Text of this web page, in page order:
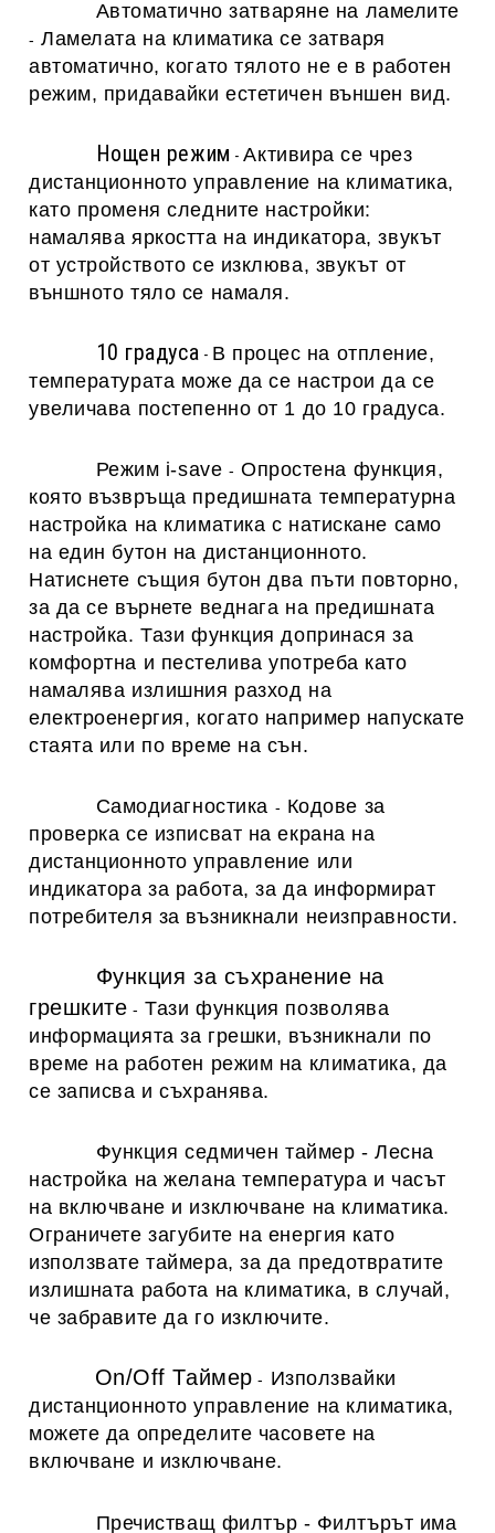
Автоматично затваряне на ламелите
- Ламелата на климатика се затваря
автоматично, когато тялото не е в работен
режим, придавайки естетичен външен вид.
Нощен режим -Активира се чрез
дистанционното управление на климатика,
като променя следните настройки:
намалява яркостта на индикатора, звукът
от устройството се изклюва, звукът от
външното тяло се намаля.
10 градуса - В процес на отпление,
температурата може да се настрои да се
увеличава постепенно от 1 до 10 градуса.
Режим i-save - Опростена функция,
която възвръща предишната температурна
настройка на климатика с натискане само
на един бутон на дистанционното.
Натиснете същия бутон два пъти повторно,
за да се върнете веднага на предишната
настройка. Тази функция допринася за
комфортна и пестелива употреба като
намалява излишния разход на
електроенергия, когато например напускате
стаята или по време на сън.
Самодиагностика - Кодове за
проверка се изписват на екрана на
дистанционното управление или
индикатора за работа, за да информират
потребителя за възникнали неизправности.
Функция за съхранение на
грешките - Тази функция позволява
информацията за грешки, възникнали по
време на работен режим на климатика, да
се записва и съхранява.
Функция седмичен таймер - Лесна
настройка на желана температура и часът
на включване и изключване на климатика.
Ограничете загубите на енергия като
използвате таймера, за да предотвратите
излишната работа на климатика, в случай,
че забравите да го изключите.
On/Off Таймер - Използвайки
дистанционното управление на климатика,
можете да определите часовете на
включване и изключване.
Пречистващ филтър - Филтърът има